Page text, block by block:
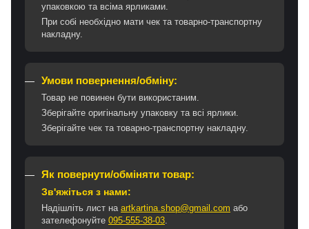
упаковкою та всіма ярликами.
При собі необхідно мати чек та товарно-транспортну
накладну.
Умови повернення/обміну:
Товар не повинен бути використаним.
Зберігайте оригінальну упаковку та всі ярлики.
Зберігайте чек та товарно-транспортну накладну.
Як повернути/обміняти товар:
Зв'яжіться з нами:
Надішліть лист на artkartina.shop@gmail.com або
зателефонуйте 095-555-38-03